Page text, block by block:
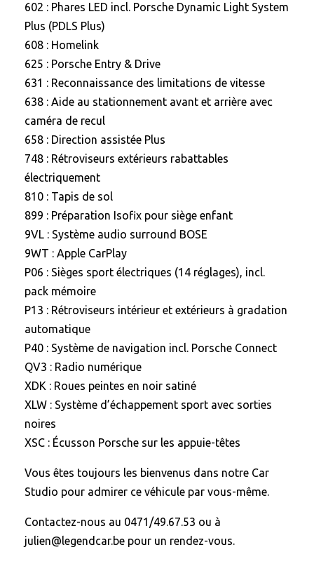
602 : Phares LED incl. Porsche Dynamic Light System
Plus (PDLS Plus)
608 : Homelink
625 : Porsche Entry & Drive
631 : Reconnaissance des limitations de vitesse
638 : Aide au stationnement avant et arrière avec
caméra de recul
658 : Direction assistée Plus
748 : Rétroviseurs extérieurs rabattables
électriquement
810 : Tapis de sol
899 : Préparation Isofix pour siège enfant
9VL : Système audio surround BOSE
9WT : Apple CarPlay
P06 : Sièges sport électriques (14 réglages), incl.
pack mémoire
P13 : Rétroviseurs intérieur et extérieurs à gradation
automatique
P40 : Système de navigation incl. Porsche Connect
QV3 : Radio numérique
XDK : Roues peintes en noir satiné
XLW : Système d’échappement sport avec sorties
noires
XSC : Écusson Porsche sur les appuie-têtes
Vous êtes toujours les bienvenus dans notre Car
Studio pour admirer ce véhicule par vous-même.
Contactez-nous au 0471/49.67.53 ou à
julien@legendcar.be pour un rendez-vous.